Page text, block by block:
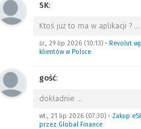
SK:
Ktoś już to ma w aplikacji ? …
śr., 29 lip 2026 (10:13) • Revolut
klientów w Polsce
gość:
dokładnie …
wt., 21 lip 2026 (07:30) • Zakup
przez Global Finance